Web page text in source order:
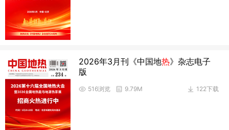
2026年3月刊《中国地热》杂志电子
版
122下载
516浏览 9.79M